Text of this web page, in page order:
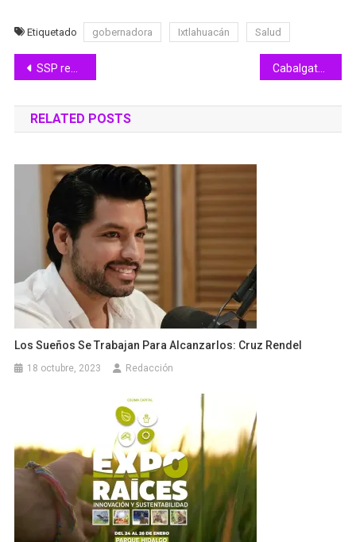
Etiquetado gobernadora Ixtlahuacán Salud
Navegación
de
entradas
SSP reporta saldo blanco tras dispositivo de seguridad en los panteones del estado de Colima Cabalgata de catrinas, mariachi, DJ’s, banda de rock y ballet folklórico, hoy en Feria de Colima
RELATED POSTS
Los Sueños Se Trabajan Para Alcanzarlos: Cruz Rendel
18 octubre, 2023 Redacción